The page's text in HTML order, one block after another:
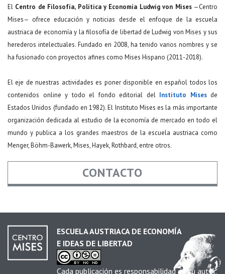
El Centro de Filosofía, Política y Economía Ludwig von Mises—Centro
Mises— ofrece educación y noticias desde el enfoque de la escuela
austriaca de economía y la filosofía de libertad de Ludwig von Mises y sus
herederos intelectuales. Fundado en 2008, ha tenido varios nombres y se
ha fusionado con proyectos afines como Mises Hispano (2011-2018).
El eje de nuestras actividades es poner disponible en español todos los
contenidos online y todo el fondo editorial del Instituto Misesde
Estados Unidos (fundado en 1982). El Instituto Mises es la más importante
organización dedicada al estudio de la economía de mercado en todo el
mundo y publica a los grandes maestros de la escuela austriaca como
Menger, Böhm-Bawerk, Mises, Hayek, Rothbard, entre otros.
CONTACTO
Email *
ESCUELA AUSTRIACA DE ECONOMÍA
E IDEAS DE LIBERTAD
Cada publicación es responsabilidad de su autor.